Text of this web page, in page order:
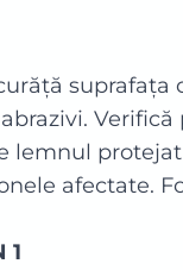
suprafața
lemnul
afectate.
1